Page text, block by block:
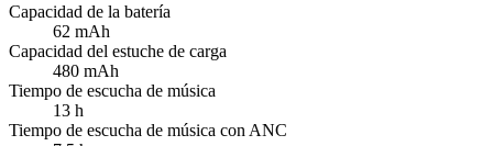
Capacidad de la batería
62 mAh
Capacidad del estuche de carga
480 mAh
Tiempo de escucha de música
13 h
Tiempo de escucha de música con ANC